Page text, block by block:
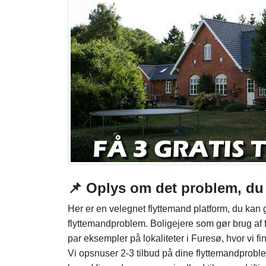
📌 Oplys om det problem,
Her er en velegnet flyttemand platform, du
flyttemandproblem. Boligejere som gør brug
par eksempler på lokaliteter i Furesø, hvor vi
Vi opsnuser 2-3 tilbud på dine